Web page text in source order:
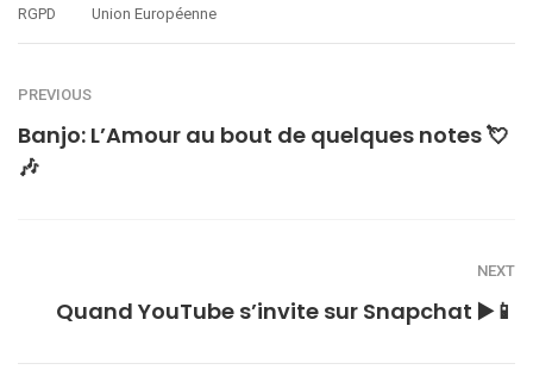
RGPD
Union Européenne
PREVIOUS
Banjo: L’Amour au bout de quelques notes 💘
🎶
NEXT
Quand YouTube s’invite sur Snapchat ▶️📱